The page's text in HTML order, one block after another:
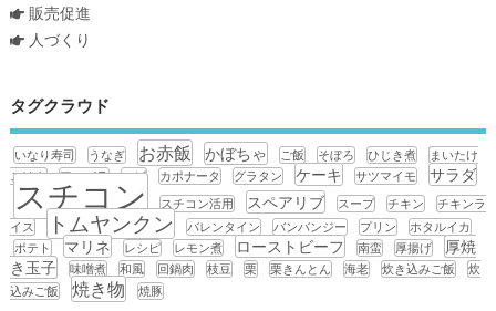
販売促進
人づくり
タグクラウド
いなり寿司 うなぎ お赤飯 かぼちゃ ご飯 そぼろ ひじき煮
まいたけ
ごはん
アスパラ エビ カポナータ グラタン ケーキ サツマイモ サラダ
スチコン スチコン活用 スペアリブ スープ チキン
チキンラ
イス
トムヤンクン バレンタイン バンバンジー プリン
ホタルイカ
ポテト
マリネ レシピ レモン煮 ローストビーフ 南蛮 厚揚げ
厚焼
き玉子
味噌煮 和風 回鍋肉 枝豆 栗 栗きんとん 海老 炊き込みご飯
炊
込みご飯
焼き物 焼豚